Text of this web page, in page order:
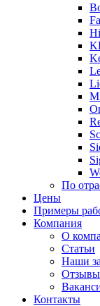
По
Цены
Примеры
Компания
О
Статьи
Наши
Отзывы
Контакты